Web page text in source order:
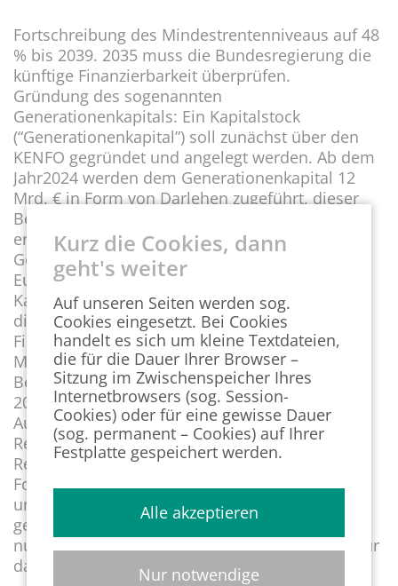
Fortschreibung des Mindestrentenniveaus auf 48
% bis 2039. 2035 muss die Bundesregierung die
künftige Finanzierbarkeit überprüfen.
Gründung des sogenannten
Generationenkapitals: Ein Kapitalstock
(“Generationenkapital”) soll zunächst über den
KENFO gegründet und angelegt werden. Ab dem
Jahr2024 werden dem Generationenkapital 12
Mrd. € in Form von Darlehen zugeführt, dieser
Betrag wird in den Folgejahren jährlich um 3 %
erhöht. Bis zum Jahr 2036 soll das
Generationenkapital ein Volumen von 200 Mrd.
Euro erreicht haben. Erträge aus diesem
Kapitalstock sollen ab Mitte der 2030er Jahre in
die Rentenversicherung fließen und deren
Finanzen sowie die Beiträge stabilisieren.
Mit einer Revisionsklausel in Form einer
Berichtspflicht an den Bundestag wird im Jahr
2029 überprüft, ob die Zielgrößen für die
Ausschüttungen an die gesetzliche
Rentenversicherung erreicht werden können.
Regelungen zu Bundeszuschüssen und ihren
Fortschreibungsvorschriften werden geändert,
um diese transparenter und verlässlicher zu
gestalten. Unter anderem soll es künftig (2026)
nur noch einen allgemeinen Bundeszuschuss für
das gesamte Bundesgebiet geben.
Kurz die Cookies, dann
geht's weiter
Auf unseren Seiten werden sog.
Cookies eingesetzt. Bei Cookies
handelt es sich um kleine Textdateien,
die für die Dauer Ihrer Browser –
Sitzung im Zwischenspeicher Ihres
Internetbrowsers (sog. Session-
Cookies) oder für eine gewisse Dauer
(sog. permanent – Cookies) auf Ihrer
Festplatte gespeichert werden.
Alle akzeptieren
Nur notwendige